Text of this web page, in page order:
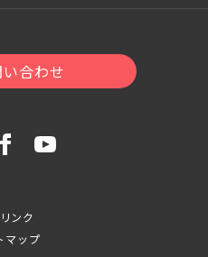
い合わせ
ンク
マップ